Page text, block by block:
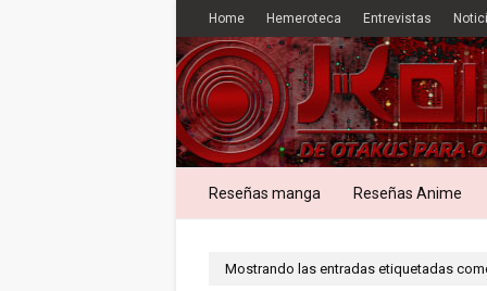
Home Hemeroteca Entrevistas
Reseñas manga Reseñas Anime
Mostrando las entradas etiquetadas